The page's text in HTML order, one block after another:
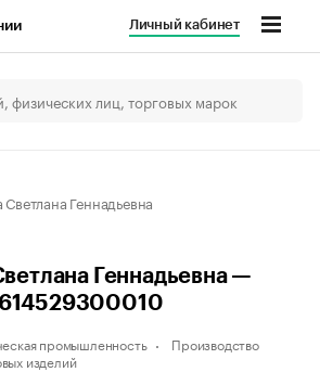
Личный кабинет
Геннадьевна
Геннадьевна —
промышленность
Производство
изделий